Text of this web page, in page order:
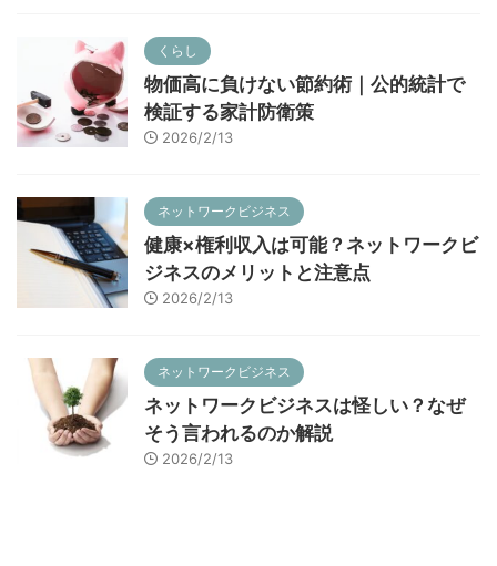
くらし
物価高に負けない節約術｜公的統計で
検証する家計防衛策
2026/2/13
ネットワークビジネス
健康×権利収入は可能？ネットワークビ
ジネスのメリットと注意点
2026/2/13
ネットワークビジネス
ネットワークビジネスは怪しい？なぜ
そう言われるのか解説
2026/2/13